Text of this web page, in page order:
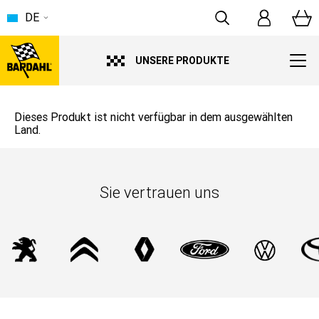
UNSERE PRODUKTE
DE
Dieses Produkt ist nicht verfügbar in dem ausgewählten
Land.
Sie vertrauen uns